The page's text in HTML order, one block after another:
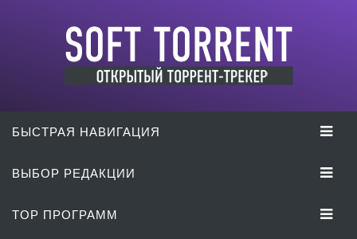
БЫСТРАЯ НАВИГАЦИЯ
ВЫБОР РЕДАКЦИИ
TOP ПРОГРАММ